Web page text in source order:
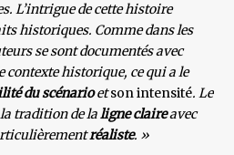
L’intrigue de cette histoire
historiques. Comme dans les
se sont documentés avec
contexte historique, ce qui a le
du scénarioetson intensité. Le
tradition de laligne claireavec
réaliste. »